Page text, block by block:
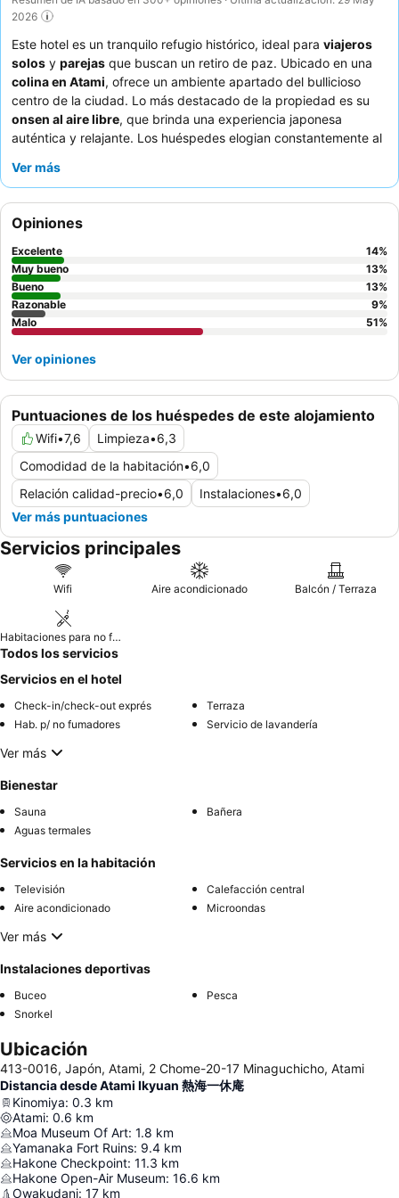
2026
Este hotel es un tranquilo refugio histórico, ideal para viajeros
solos y parejas que buscan un retiro de paz. Ubicado en una
colina en Atami, ofrece un ambiente apartado del bullicioso
centro de la ciudad. Lo más destacado de la propiedad es su
onsen al aire libre, que brinda una experiencia japonesa
auténtica y relajante. Los huéspedes elogian constantemente al
contribuye a una estancia positiva. Para una experiencia
con un diseño japonés tradicional, que incluye cómodos futones.
Ver más
Puntuaciones de los huéspedes de este alojamiento
Wifi•7,6 Limpieza•6,3
Comodidad de la habitación•6,0
Relación calidad-precio•6,0 Instalaciones•6,0
Ver más puntuaciones
Opiniones
Excelente 14%
Muy bueno
13%
Bueno
13%
Razonable
9%
Malo
51%
Ver opiniones
Servicios principales
Wifi Aire acondicionado Balcón / Terraza
Habitaciones para no fumadores
Todos los servicios
Servicios en el hotel
Check-in/check-out exprés
Terraza
Hab. p/ no fumadores
Servicio de lavandería
Ver más
Bienestar
Sauna
Bañera
Aguas termales
Servicios en la habitación
Televisión
Calefacción central
Aire acondicionado
Microondas
Ver más
Instalaciones deportivas
Buceo
Pesca
Snorkel
Ubicación
413-0016, Japón, Atami, 2 Chome-20-17 Minaguchicho, Atami
Distancia desde Atami Ikyuan 熱海一休庵
Kinomiya: 0.3 km
Atami: 0.6 km
Moa Museum Of Art: 1.8 km
Yamanaka Fort Ruins: 9.4 km
Hakone Checkpoint: 11.3 km
Hakone Open-Air Museum: 16.6 km
Owakudani: 17 km